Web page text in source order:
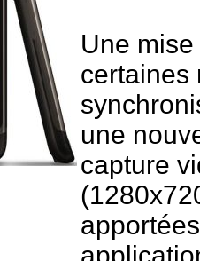
Une
certaines
une
capture